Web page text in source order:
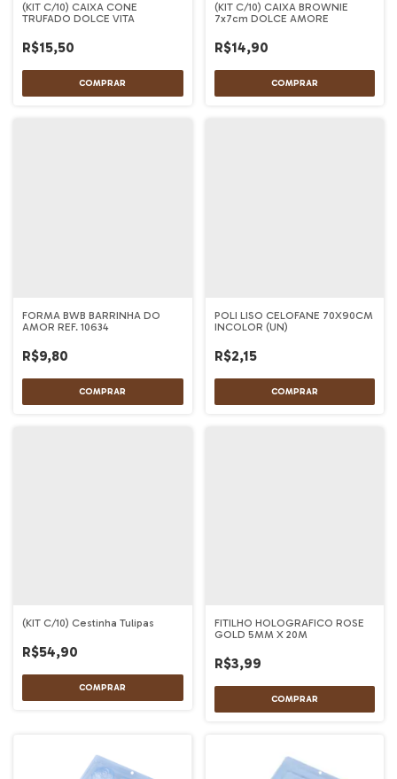
(KIT C/10) CAIXA CONE
TRUFADO DOLCE VITA
R$15,50
(KIT C/10) CAIXA BROWNIE
7x7cm DOLCE AMORE
R$14,90
FORMA BWB BARRINHA DO
AMOR REF. 10634
R$9,80
POLI LISO CELOFANE 70X90CM
INCOLOR (UN)
R$2,15
(KIT C/10) Cestinha Tulipas
R$54,90
FITILHO HOLOGRAFICO ROSE
GOLD 5MM X 20M
R$3,99